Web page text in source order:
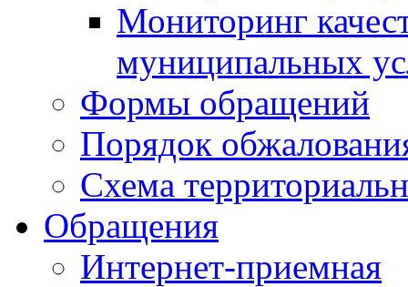
Мониторинг
муниципальных
Формы обращений
Порядок
Схема
Обращения
Интернет-приемная